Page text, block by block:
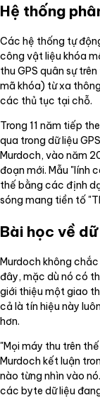
Hệ thống
Các hệ thống tự
công vật liệu khóa
thu GPS quân sự
mã khóa) từ xa
các thủ tục tại chỗ.
Trong 11 năm tiếp
qua trong dữ liệu
Murdoch, vào năm
đoạn mới. Mẫu "lính
thế bằng các định
sóng mang tiền tố
Bài học về
Murdoch không
đây, mặc dù nó có
giới thiệu một giao
cả là tín hiệu này
hơn.
"Mọi máy thu trên
Murdoch kết luận
nào từng nhìn vào
các byte dữ liệu